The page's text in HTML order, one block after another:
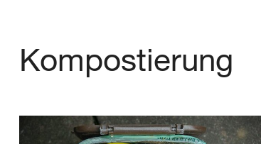
Kompostierung